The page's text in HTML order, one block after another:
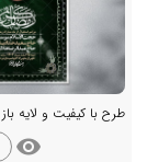
visibility